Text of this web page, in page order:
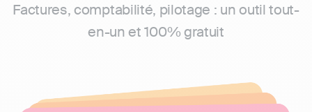
Factures, comptabilité, pilotage : un outil tout-
en-un et 100% gratuit